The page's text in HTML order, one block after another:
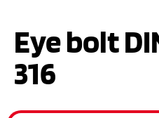
Eye bolt
316